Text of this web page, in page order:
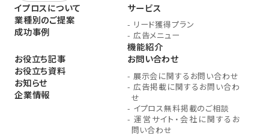
イプロスについて
業種別のご提案
成功事例
サービス
- リード獲得プラン
- 広告メニュー
機能紹介
お役立ち記事
お役立ち資料
お知らせ
企業情報
お問い合わせ
- 展示会に関するお問い合わせ
- 広告掲載に関するお問い合わ
せ
- イプロス無料掲載のご相談
- 運営サイト・会社に関するお
問い合わせ